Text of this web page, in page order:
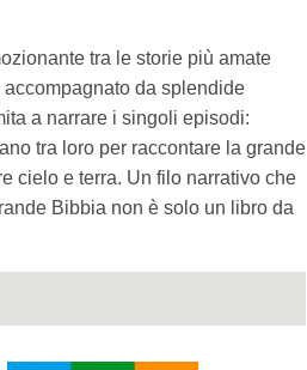
tra le storie più amate
da splendide
a narrare i singoli episodi:
tra loro per raccontare la grande
cielo e terra. Un filo narrativo che
Bibbia non è solo un libro da